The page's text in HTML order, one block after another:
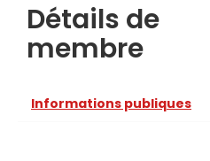
Détails de
membre
Informations publiques